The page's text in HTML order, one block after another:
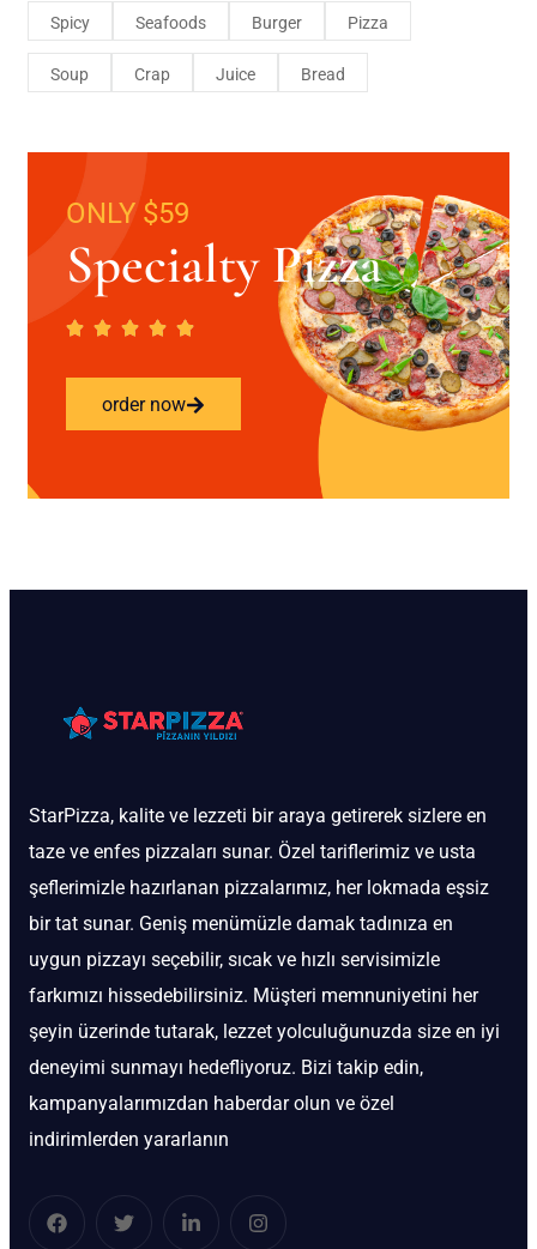
Spicy Seafoods Burger Pizza
Soup Crap Juice Bread
ONLY $59
Specialty Pizza
order now
StarPizza, kalite ve lezzeti bir araya getirerek sizlere en
taze ve enfes pizzaları sunar. Özel tariflerimiz ve usta
şeflerimizle hazırlanan pizzalarımız, her lokmada eşsiz
bir tat sunar. Geniş menümüzle damak tadınıza en
uygun pizzayı seçebilir, sıcak ve hızlı servisimizle
farkımızı hissedebilirsiniz. Müşteri memnuniyetini her
şeyin üzerinde tutarak, lezzet yolculuğunuzda size en iyi
deneyimi sunmayı hedefliyoruz. Bizi takip edin,
kampanyalarımızdan haberdar olun ve özel
indirimlerden yararlanın